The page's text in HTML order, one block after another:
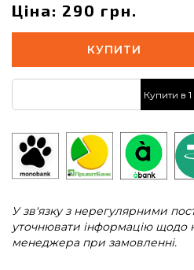
Ціна: 290 грн.
КУПИТИ
Купити в 1
У зв'язку з нерегулярними
уточнювати інформацію щодо
менеджера при замовленні.